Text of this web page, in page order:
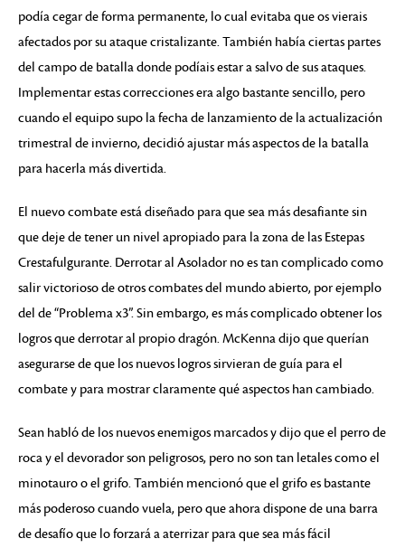
podía cegar de forma permanente, lo cual evitaba que os vierais
afectados por su ataque cristalizante. También había ciertas partes
del campo de batalla donde podíais estar a salvo de sus ataques.
Implementar estas correcciones era algo bastante sencillo, pero
cuando el equipo supo la fecha de lanzamiento de la actualización
trimestral de invierno, decidió ajustar más aspectos de la batalla
para hacerla más divertida.
El nuevo combate está diseñado para que sea más desafiante sin
que deje de tener un nivel apropiado para la zona de las Estepas
Crestafulgurante. Derrotar al Asolador no es tan complicado como
salir victorioso de otros combates del mundo abierto, por ejemplo
del de “Problema x3”. Sin embargo, es más complicado obtener los
logros que derrotar al propio dragón. McKenna dijo que querían
asegurarse de que los nuevos logros sirvieran de guía para el
combate y para mostrar claramente qué aspectos han cambiado.
Sean habló de los nuevos enemigos marcados y dijo que el perro de
roca y el devorador son peligrosos, pero no son tan letales como el
minotauro o el grifo. También mencionó que el grifo es bastante
más poderoso cuando vuela, pero que ahora dispone de una barra
de desafío que lo forzará a aterrizar para que sea más fácil